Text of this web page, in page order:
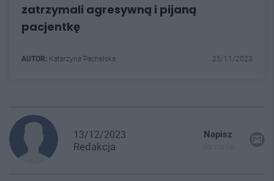
zatrzymali agresywną i pijaną
pacjentkę
AUTOR: Katarzyna Pachelska 25/11/2023
13/12/2023
Redakcja
Napisz